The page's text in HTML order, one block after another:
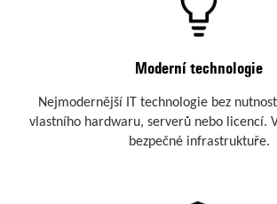
Moderní technologie
Nejmodernější IT technologie bez
vlastního hardwaru, serverů nebo licencí.
bezpečné infrastruktuře.